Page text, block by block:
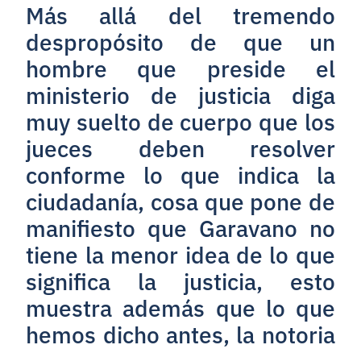
Más allá del tremendo
despropósito de que un
hombre que preside el
ministerio de justicia diga
muy suelto de cuerpo que los
jueces deben resolver
conforme lo que indica la
ciudadanía, cosa que pone de
manifiesto que Garavano no
tiene la menor idea de lo que
significa la justicia, esto
muestra además que lo que
hemos dicho antes, la notoria